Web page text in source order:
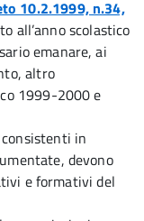
10.2.1999, n.34,
all’anno scolastico
emanare, ai
altro
1999-2000 e
consistenti in
devono
e formativi del